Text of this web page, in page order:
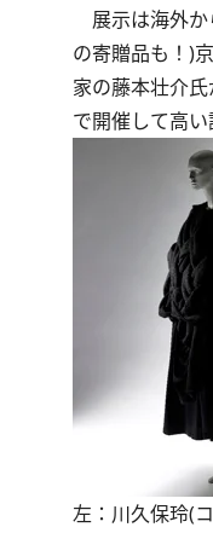
展示は海外か
の寄贈品も！)
家の藤本壮介
で開催して高
左：川久保玲(